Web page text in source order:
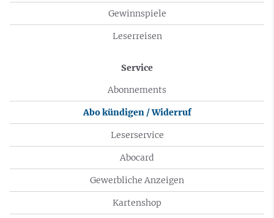
Gewinnspiele
Leserreisen
Service
Abonnements
Abo kündigen / Widerruf
Leserservice
Abocard
Gewerbliche Anzeigen
Kartenshop